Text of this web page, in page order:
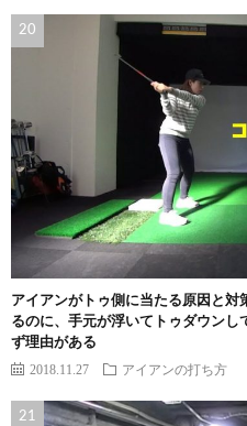
アイアンがトゥ側に当たる原因と対
るのに、手元が浮いてトゥダウン
ず理由がある
2018.11.27 アイアンの打ち方